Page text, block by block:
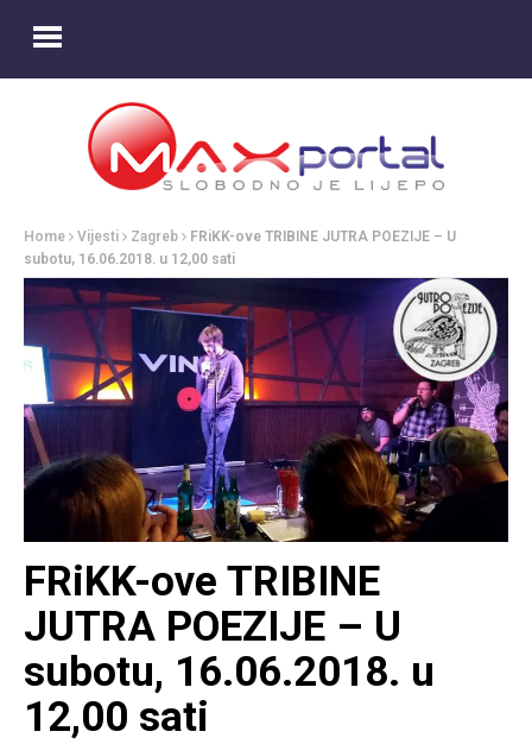
Home Vijesti Zagreb
FRiKK-ove TRIBINE JUTRA POEZIJE – U
subotu, 16.06.2018. u 12,00 sati
FRiKK-ove TRIBINE
JUTRA POEZIJE – U
subotu, 16.06.2018. u
12,00 sati